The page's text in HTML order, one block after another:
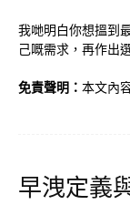
我哋明白你想搵到
己嘅需求，再作出
免責聲明： 本文內
早洩定義